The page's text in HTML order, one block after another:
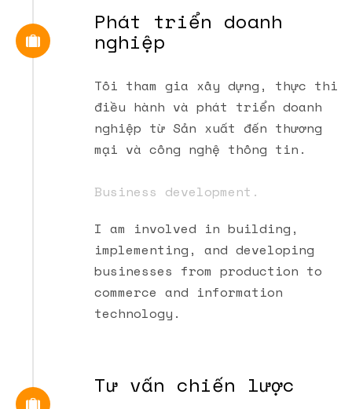
Phát triển doanh
nghiệp
Tôi tham gia xây dựng, thực thi
điều hành và phát triển doanh
nghiệp từ Sản xuất đến thương
mại và công nghệ thông tin.
Business development.
I am involved in building,
implementing, and developing
businesses from production to
commerce and information
technology.
Tư vấn chiến lược